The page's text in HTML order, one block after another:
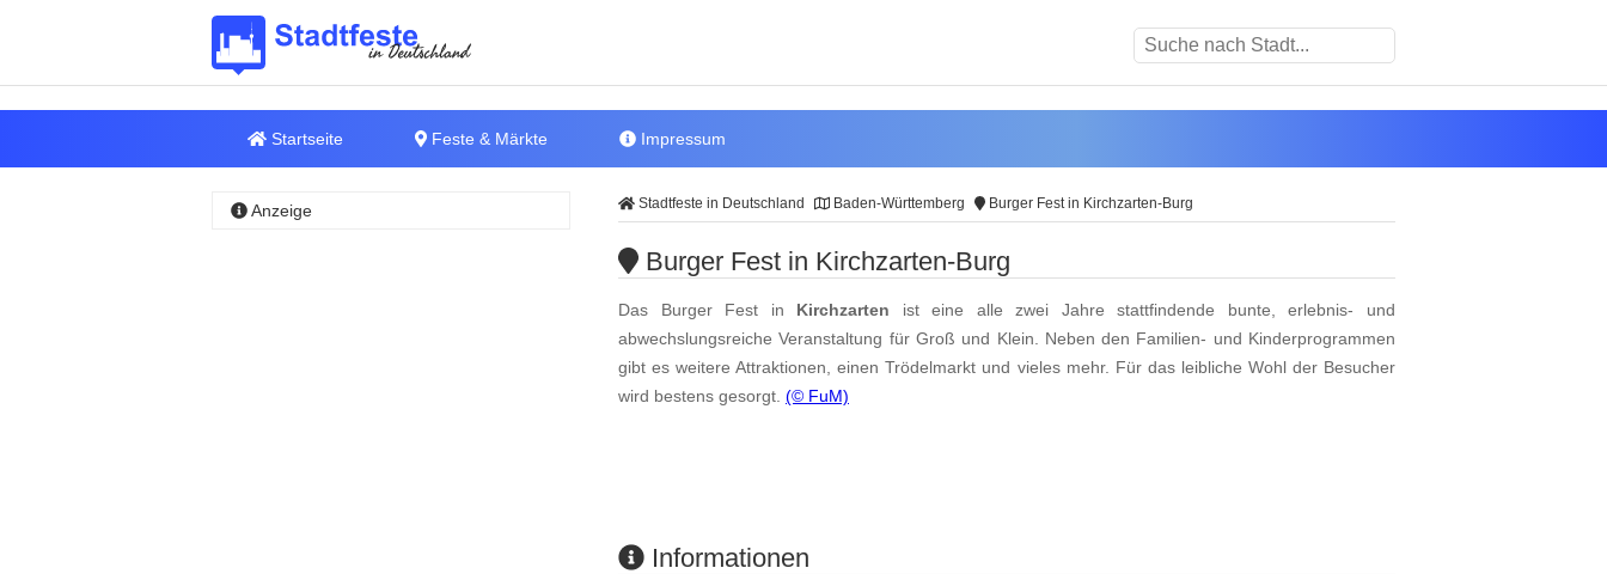
Startseite Feste & Märkte Impressum
Stadtfeste in Deutschland Baden-Württemberg Burger Fest in Kirchzarten-Burg
Burger Fest in Kirchzarten-Burg
Das Burger Fest in Kirchzarten ist eine alle zwei Jahre stattfindende bunte, erlebnis- und
abwechslungsreiche Veranstaltung für Groß und Klein. Neben den Familien- und Kinderprogrammen
gibt es weitere Attraktionen, einen Trödelmarkt und vieles mehr. Für das leibliche Wohl der Besucher
wird bestens gesorgt. (© FuM)
Informationen
Anzeige